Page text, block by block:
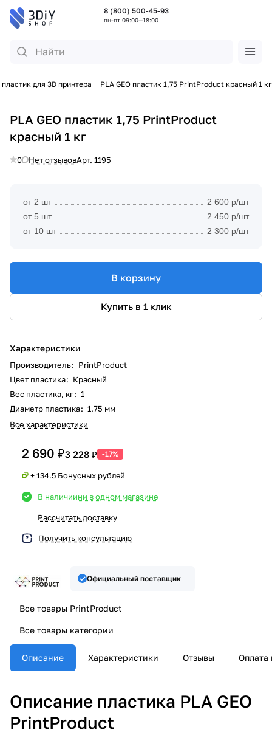
8 (800) 500-45-93
пн-пт 09:00—18:00
пластик для 3D принтера PLA GEO пластик 1,75 PrintProduct красный 1 кг
PLA GEO пластик 1,75 PrintProduct
красный 1 кг
0 Нет отзывовАрт. 1195
от 2 шт
2 600 р/шт
от 5 шт
2 450 р/шт
от 10 шт
2 300 р/шт
В корзину
Купить в 1 клик
Характеристики
Производитель: PrintProduct
Цвет пластика: Красный
Вес пластика, кг: 1
Диаметр пластика: 1.75 мм
Все характеристики
2 690 ₽3 228 ₽ -17%
+ 134.5 Бонусных рублей
В наличиини в одном магазине
Рассчитать доставку
Получить консультацию
Официальный поставщик
Все товары PrintProduct
Все товары категории
Описание Характеристики Отзывы Оплата
Описание пластика PLA GEO
PrintProduct